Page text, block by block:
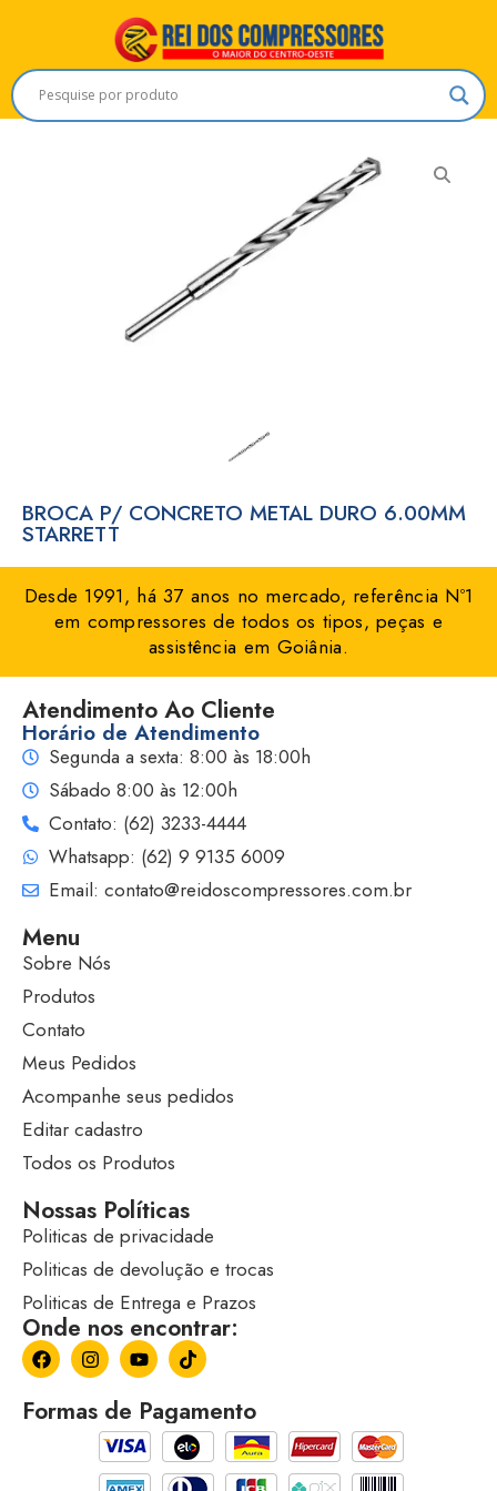
BROCA P/ CONCRETO METAL DURO 6.00MM
STARRETT
Desde 1991, há 37 anos no mercado, referência Nº1
em compressores de todos os tipos, peças e
assistência em Goiânia.
Atendimento Ao Cliente
Horário de Atendimento
Segunda a sexta: 8:00 às 18:00h
Sábado 8:00 às 12:00h
Contato: (62) 3233-4444
Whatsapp: (62) 9 9135 6009
Email: contato@reidoscompressores.com.br
Menu
Sobre Nós
Produtos
Contato
Meus Pedidos
Acompanhe seus pedidos
Editar cadastro
Todos os Produtos
Nossas Políticas
Politicas de privacidade
Politicas de devolução e trocas
Politicas de Entrega e Prazos
Onde nos encontrar:
Formas de Pagamento